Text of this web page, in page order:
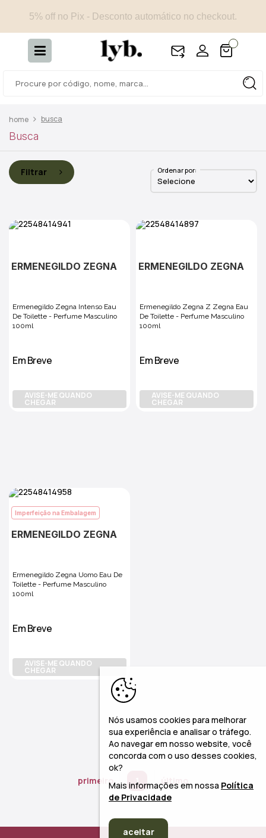
5% off no Pix - Desconto automático no checkout.
busca
Busca
Filtrar Ordenar por:
ERMENEGILDO ZEGNA
Ermenegildo Zegna Intenso Eau
De Toilette - Perfume Masculino
100ml
Em Breve
AVISE-ME QUANDO
CHEGAR
ERMENEGILDO ZEGNA
Ermenegildo Zegna Z Zegna Eau
De Toilette - Perfume Masculino
100ml
Em Breve
AVISE-ME QUANDO
CHEGAR
Imperfeição na Embalagem
ERMENEGILDO ZEGNA
Ermenegildo Zegna Uomo Eau De
Toilette - Perfume Masculino
100ml
Em Breve
AVISE-ME QUANDO
CHEGAR
primeiro 1 último
Nós usamos cookies para melhorar
sua experiência e analisar o tráfego.
Ao navegar em nosso website, você
concorda com o uso desses cookies,
ok?
Mais informações em nossa Política
de Privacidade
aceitar